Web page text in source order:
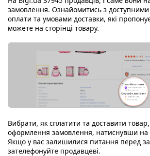
замовлення. Ознайомитись з
оплати та умовами доставки, які
можете на сторінці товару.
Вибрати, як сплатити та доставити
оформлення замовлення, натиснувши на
Якщо у вас залишилися питання перед
зателефонуйте продавцеві.